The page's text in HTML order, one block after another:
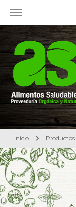
Alimentos
Proveeduría
Inicio Productos